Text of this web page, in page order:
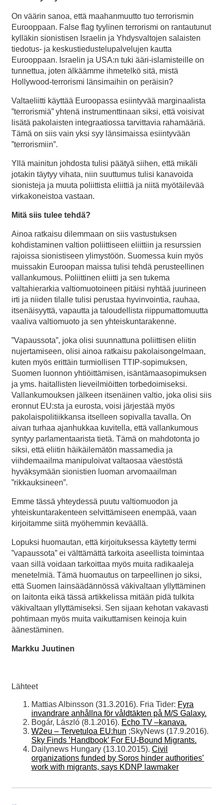
On väärin sanoa, että maahanmuutto tuo terrorismin
Eurooppaan. False flag tyylinen terrorismi on rantautunut
kylläkin sionistisen Israelin ja Yhdysvaltojen salaisten
tiedotus- ja keskustiedustelupalvelujen kautta
Eurooppaan. Israelin ja USA:n tuki ääri-islamisteille on
tunnettua, joten älkäämme ihmetelkö sitä, mistä
Hollywood-terrorismi länsimaihin on peräisin?
Valtaeliitti käyttää Euroopassa esiintyvää marginaalista
”terrorismiä” yhtenä instrumenttinaan siksi, että voisivat
lisätä pakolaisten integraatiossa tarvittavia rahamääriä.
Tämä on siis vain yksi syy länsimaissa esiintyvään
”terrorismiin”.
Yllä mainitun johdosta tulisi päätyä siihen, että mikäli
jotakin täytyy vihata, niin suuttumus tulisi kanavoida
sionisteja ja muuta poliittista eliittiä ja niitä myötäilevää
virkakoneistoa vastaan.
Mitä siis tulee tehdä?
Ainoa ratkaisu dilemmaan on siis vastustuksen
kohdistaminen valtion poliittiseen eliittiin ja resurssien
rajoissa sionistiseen ylimystöön. Suomessa kuin myös
muissakin Euroopan maissa tulisi tehdä perusteellinen
vallankumous. Poliittinen eliitti ja sen tukema
valtahierarkia valtiomuotoineen pitäisi nyhtää juurineen
irti ja niiden tilalle tulisi perustaa hyvinvointia, rauhaa,
itsenäisyyttä, vapautta ja taloudellista riippumattomuutta
vaaliva valtiomuoto ja sen yhteiskuntarakenne.
”Vapaussota”, joka olisi suunnattuna poliittisen eliitin
nujertamiseen, olisi ainoa ratkaisu pakolaisongelmaan,
kuten myös erittäin turmiollisen TTIP-sopimuksen,
Suomen luonnon yhtiöittämisen, isäntämaasopimuksen
ja yms. haitallisten lieveilmiöitten torbedoimiseksi.
Vallankumouksen jälkeen itsenäinen valtio, joka olisi siis
eronnut EU:sta ja eurosta, voisi järjestää myös
pakolaispolitiikkansa itselleen sopivalla tavalla. On
aivan turhaa ajanhukkaa kuvitella, että vallankumous
syntyy parlamentaarista tietä. Tämä on mahdotonta jo
siksi, että eliitin häikäilemätön massamedia ja
viihdemaailma manipuloivat valtaosaa väestöstä
hyväksymään sionistien luoman arvomaailman
”rikkauksineen”.
Emme tässä yhteydessä puutu valtiomuodon ja
yhteiskuntarakenteen selvittämiseen enempää, vaan
kirjoitamme siitä myöhemmin keväällä.
Lopuksi huomautan, että kirjoituksessa käytetty termi
”vapaussota” ei välttämättä tarkoita aseellista toimintaa
vaan sillä voidaan tarkoittaa myös muita radikaaleja
menetelmiä. Tämä huomautus on tarpeellinen jo siksi,
että Suomen lainsäädännössä väkivaltaan yllyttäminen
on laitonta eikä tässä artikkelissa mitään pidä tulkita
väkivaltaan yllyttämiseksi. Sen sijaan kehotan vakavasti
pohtimaan myös muita vaikuttamisen keinoja kuin
äänestäminen.
Markku Juutinen
Lähteet
Mattias Albinsson (31.3.2016). Fria Tider: Fyra
invandrare anhållna för våldtäkten på M/S Galaxy.
Bogár, László (8.1.2016). Echo TV –kanava.
W2eu – Tervetuloa EU:hun ;SkyNews (17.9.2016).
Sky Finds ’Handbook’ For EU-Bound Migrants.
Dailynews Hungary (13.10.2015). Civil
organizations funded by Soros hinder authorities’
work with migrants, says KDNP lawmaker